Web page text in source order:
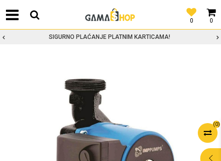
0
0
SIGURNO PLAĆANJE PLATNIM KARTICAMA!
(0)